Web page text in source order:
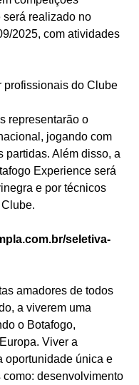
será realizado no
2025, com atividades
profissionais do Clube
representarão o
jogando com
partidas. Além disso, a
Experience será
e por técnicos
seletiva-
amadores de todos
a viverem uma
o Botafogo,
Viver a
oportunidade única e
desenvolvimento